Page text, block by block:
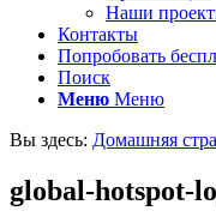
Наши
Контакты
Попробовать
Поиск
Меню Меню
Вы здесь: Домашняя
global-hotspot-